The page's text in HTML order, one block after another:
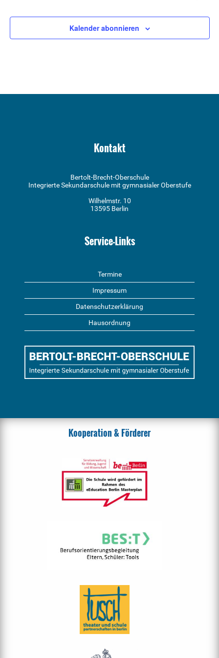
Kalender abonnieren
Kontakt
Bertolt-Brecht-Oberschule
Integrierte Sekundarschule mit gymnasialer Oberstufe
Wilhelmstr. 10
13595 Berlin
Service-Links
Termine
Impressum
Datenschutzerklärung
Hausordnung
Kooperation & Förderer